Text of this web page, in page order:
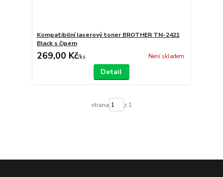
Kompatibilní laserový toner BROTHER TN-2421
Black s čipem
269,00 Kč/ks Není skladem
Detail
strana z 1